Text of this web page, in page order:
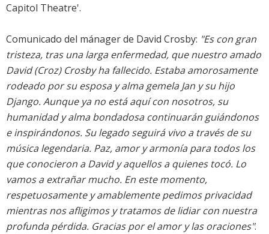
Capitol Theatre'.
Comunicado del mánager de David Crosby: "Es con gran
tristeza, tras una larga enfermedad, que nuestro amado
David (Croz) Crosby ha fallecido. Estaba amorosamente
rodeado por su esposa y alma gemela Jan y su hijo
Django. Aunque ya no está aquí con nosotros, su
humanidad y alma bondadosa continuarán guiándonos
e inspirándonos. Su legado seguirá vivo a través de su
música legendaria. Paz, amor y armonía para todos los
que conocieron a David y aquellos a quienes tocó. Lo
vamos a extrañar mucho. En este momento,
respetuosamente y amablemente pedimos privacidad
mientras nos afligimos y tratamos de lidiar con nuestra
profunda pérdida. Gracias por el amor y las oraciones".